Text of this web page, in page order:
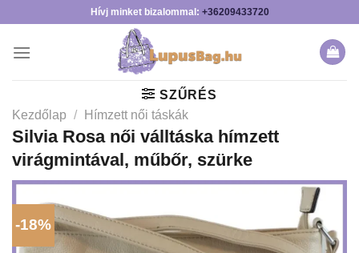
content
Hívj minket bizalommal: +36209433720
SZŰRÉS
Kezdőlap / Hímzett női táskák
Silvia Rosa női válltáska hímzett
virágmintával, műbőr, szürke
-18%